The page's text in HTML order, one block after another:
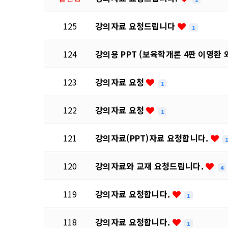
125 강의자료 요청드립니다 1
124 강의용 PPT (보육학개론 4판 이영환
123 강의자료 요청 1
122 강의자료 요청 1
121 강의자료(PPT)자료 요청합니다. 1
120 강의자료와 교재 요청드립니다. 4
119 강의자료 요청합니다. 1
118 강의자료 요청합니다. 1